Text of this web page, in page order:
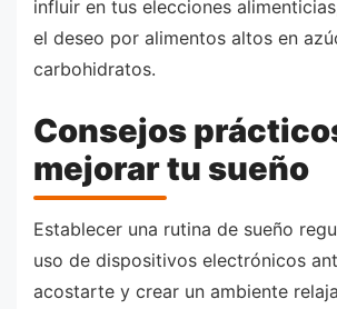
influir en tus elecciones
el deseo por alimentos altos en
carbohidratos.
Consejos
mejorar tu sueño
Establecer una rutina de sueño
uso de dispositivos electrónicos
acostarte y crear un ambiente